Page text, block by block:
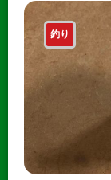
釣り